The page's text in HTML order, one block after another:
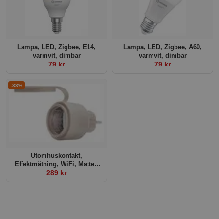
Lampa, LED, Zigbee, E14,
varmvit, dimbar
79 kr
Lampa, LED, Zigbee, A60,
varmvit, dimbar
79 kr
-33%
Utomhuskontakt,
Effektmätning, WiFi, Matter,
Shelly Outdoor Plug S Gen3
289 kr